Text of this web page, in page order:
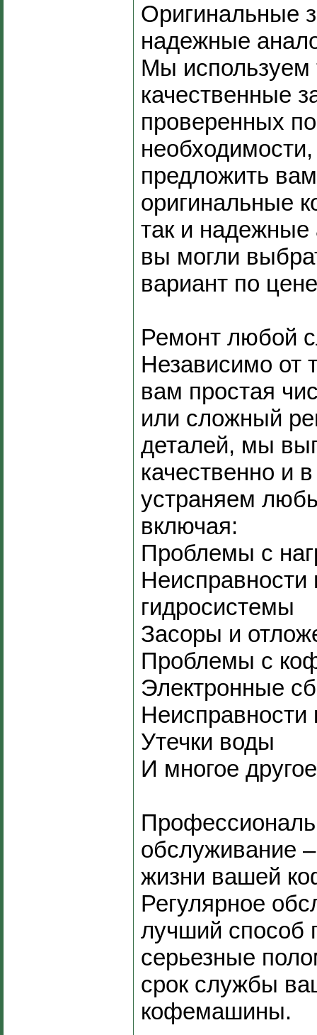
Оригинальные
надежные
Мы используем
качественные
проверенных
предложить
оригинальные
так и надежные
вы могли
вариант по
Ремонт любой
Независимо от
вам простая
или сложный
деталей, мы
качественно и
устраняем
включая:
Проблемы с
гидросистемы
Засоры и
Проблемы с
Электронные
Неисправности
Утечки воды
И многое
обслуживание
жизни вашей
Регулярное
лучший способ
серьезные
срок службы
кофемашины.